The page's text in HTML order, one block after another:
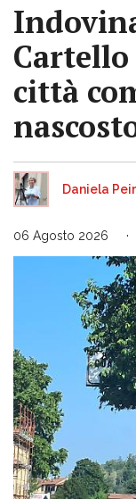
città
Daniela
06 Agosto 2026